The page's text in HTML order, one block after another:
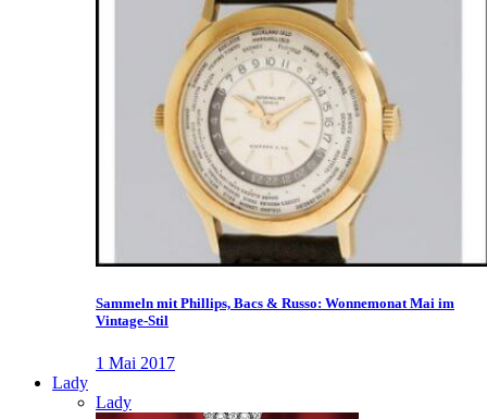
Sammeln mit Phillips, Bacs & Russo: Wonnemonat Mai im
Vintage-Stil
1 Mai 2017
Lady
Lady